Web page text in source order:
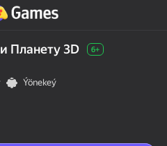
Планету 3D 6+
Ýönekeý